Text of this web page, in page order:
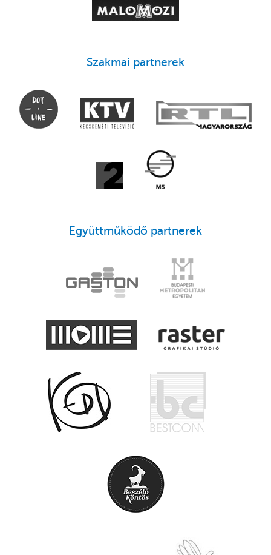
Szakmai partnerek
Együttműködő partnerek